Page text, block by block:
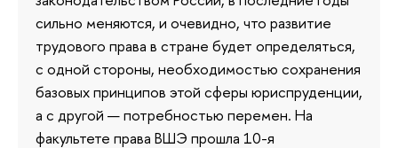
сильно меняются, и очевидно, что развитие
трудового права в стране будет определяться,
с одной стороны, необходимостью сохранения
базовых принципов этой сферы юриспруденции,
а с другой — потребностью перемен. На
факультете права ВШЭ прошла 10-я